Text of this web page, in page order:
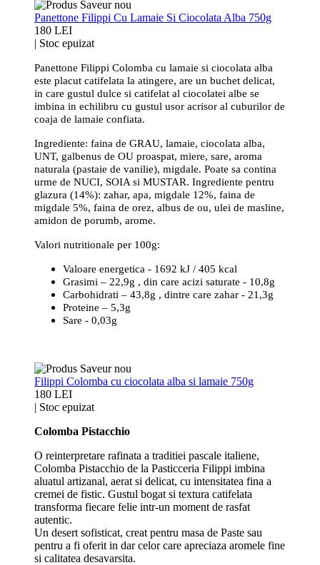
Panettone Filippi Cu Lamaie Si Ciocolata Alba 750g
180 LEI
| Stoc epuizat
Panettone Filippi Colomba cu lamaie si ciocolata alba
este placut catifelata la atingere, are un buchet delicat,
in care gustul dulce si catifelat al ciocolatei albe se
imbina in echilibru cu gustul usor acrisor al cuburilor de
coaja de lamaie confiata.
Ingrediente: faina de GRAU, lamaie, ciocolata alba,
UNT, galbenus de OU proaspat, miere, sare, aroma
naturala (pastaie de vanilie), migdale. Poate sa contina
urme de NUCI, SOIA si MUSTAR. Ingrediente pentru
glazura (14%): zahar, apa, migdale 12%, faina de
migdale 5%, faina de orez, albus de ou, ulei de masline,
amidon de porumb, arome.
Valori nutritionale per 100g:
Valoare energetica - 1692 kJ / 405 kcal
Grasimi – 22,9g , din care acizi saturate - 10,8g
Carbohidrati – 43,8g , dintre care zahar - 21,3g
Proteine – 5,3g
Sare - 0,03g
Filippi Colomba cu ciocolata alba si lamaie 750g
180 LEI
| Stoc epuizat
Colomba Pistacchio
O reinterpretare rafinata a traditiei pascale italiene,
Colomba Pistacchio de la Pasticceria Filippi imbina
aluatul artizanal, aerat si delicat, cu intensitatea fina a
cremei de fistic. Gustul bogat si textura catifelata
transforma fiecare felie intr-un moment de rasfat
autentic.
Un desert sofisticat, creat pentru masa de Paste sau
pentru a fi oferit in dar celor care apreciaza aromele fine
si calitatea desavarsita.